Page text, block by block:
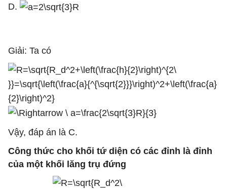
D.
Giải: Ta có
Vậy, đáp án là C.
Công thức cho khối tứ diện có các đỉnh là đỉnh
của một khối lăng trụ đứng